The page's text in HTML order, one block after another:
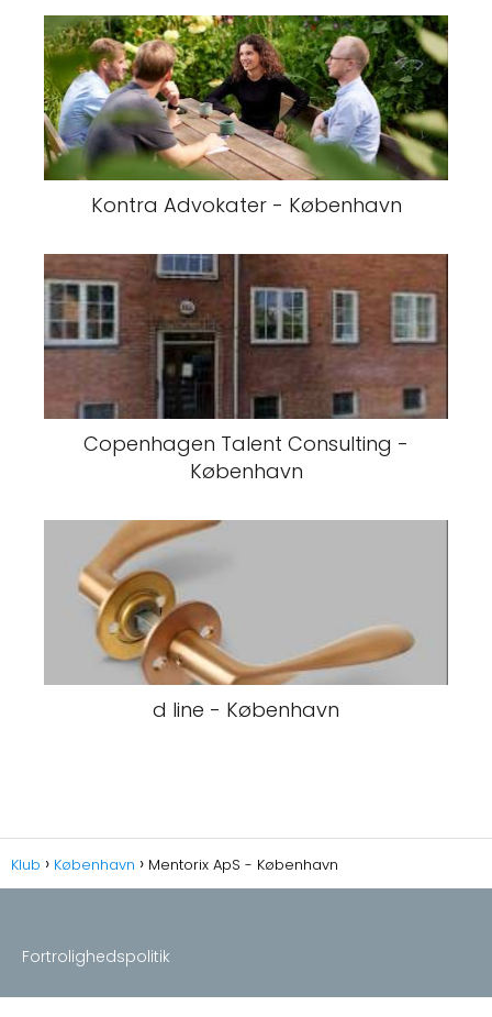
Kontra Advokater - København
Copenhagen Talent Consulting -
København
d line - København
Klub København Mentorix ApS - København
Fortrolighedspolitik